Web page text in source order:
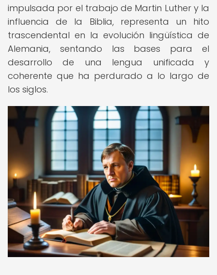
impulsada por el trabajo de Martin Luther y la
influencia de la Biblia, representa un hito
trascendental en la evolución lingüística de
Alemania, sentando las bases para el
desarrollo de una lengua unificada y
coherente que ha perdurado a lo largo de
los siglos.